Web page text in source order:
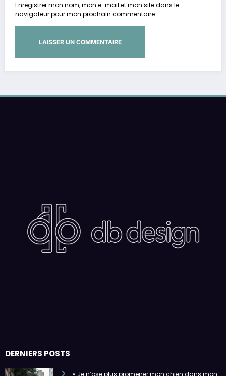
Enregistrer mon nom, mon e-mail et mon site dans le
navigateur pour mon prochain commentaire.
DERNIERS POSTS